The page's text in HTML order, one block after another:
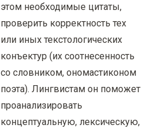
этом необходимые цитаты,
проверить корректность тех
или иных текстологических
конъектур (их соотнесенность
со словником, ономастиконом
поэта). Лингвистам он поможет
проанализировать
концептуальную, лексическую,